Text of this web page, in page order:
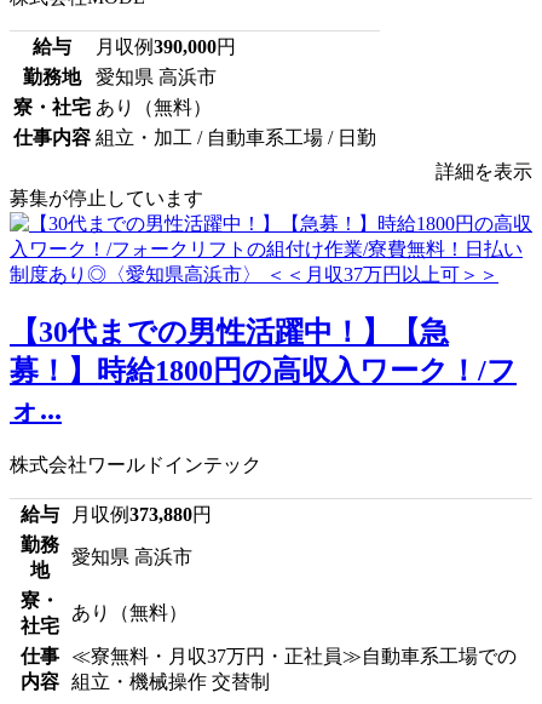
給与 月収例390,000円
勤務地
愛知県 高浜市
寮・社宅 あり（無料）
仕事内容 組立・加工 / 自動車系工場 / 日勤
詳細を表示
募集が停止しています
【30代までの男性活躍中！】【急
募！】時給1800円の高収入ワーク！/フ
ォ...
株式会社ワールドインテック
給与 月収例373,880円
勤務
地
愛知県 高浜市
寮・
社宅
あり（無料）
仕事
内容
≪寮無料・月収37万円・正社員≫自動車系工場での
組立・機械操作 交替制